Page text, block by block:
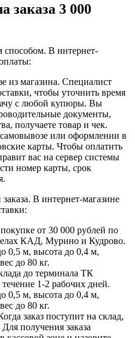
заказа 3 000
В интернет-
из магазина. Специалист
чтобы уточнить время
с любой купюры. Вы
документы,
получаете товар и чек.
или оформлении в
карты. Чтобы оплатить
вас на сервер системы
номер карты, срок
В интернет-магазине
от 30 000 рублей по
КАД, Мурино и Кудрово.
0,5 м, высота до 0,4 м,
до 80 кг.
до терминала ТК
1-2 рабочих дней.
0,5 м, высота до 0,4 м,
до 80 кг.
заказ поступит на склад,
получения заказа